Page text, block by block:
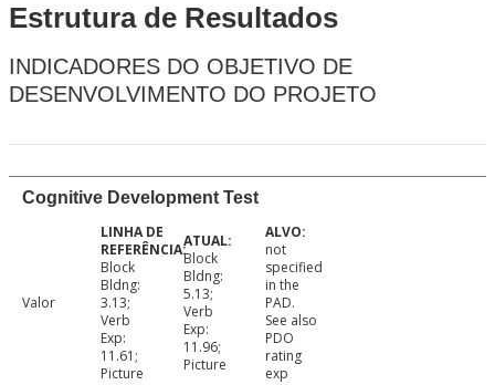
Estrutura de Resultados
INDICADORES DO OBJETIVO DE
DESENVOLVIMENTO DO PROJETO
Cognitive Development Test
Valor
Block
Bldng:
3.13;
Verb
Exp:
11.61;
Picture
Block
Bldng:
5.13;
Verb
Exp:
11.96;
Picture
not
specified
in the
PAD.
See also
PDO
rating
exp